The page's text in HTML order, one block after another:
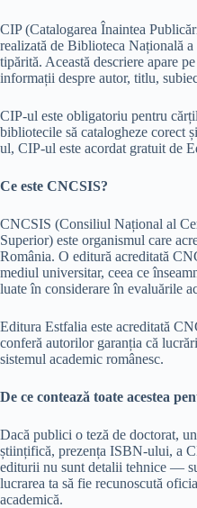
CIP (Catalogarea Înaintea
realizată de Biblioteca Națională
tipărită. Această descriere apare
informații despre autor, titlu,
CIP-ul este obligatoriu pentru
bibliotecile să catalogheze corect
ul, CIP-ul este acordat gratuit de
Ce este CNCSIS?
CNCSIS (Consiliul Național al
Superior) este organismul care
România. O editură acreditată
mediul universitar, ceea ce
luate în considerare în evaluările
Editura Estfalia este acreditată
conferă autorilor garanția că
sistemul academic românesc.
De ce contează toate acestea
Dacă publici o teză de doctorat,
științifică, prezența ISBN-ului, a
editurii nu sunt detalii tehnice —
lucrarea ta să fie recunoscută
academică.